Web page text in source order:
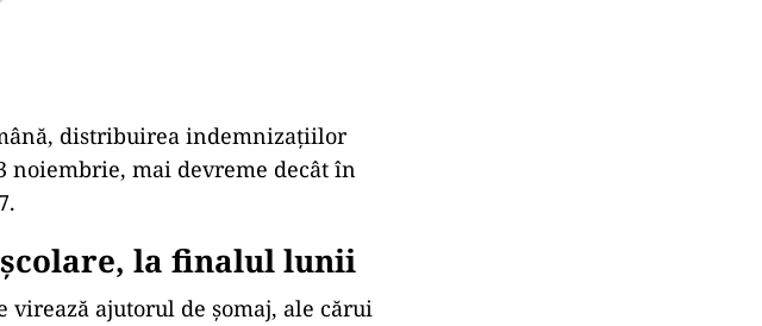
distribuirea indemnizațiilor
mai devreme decât în
la finalul lunii
ajutorul de șomaj, ale cărui